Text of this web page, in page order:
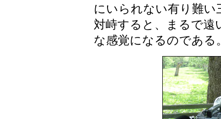
にいられない有り難い
対峙すると、まるで遠
な感覚になるのである